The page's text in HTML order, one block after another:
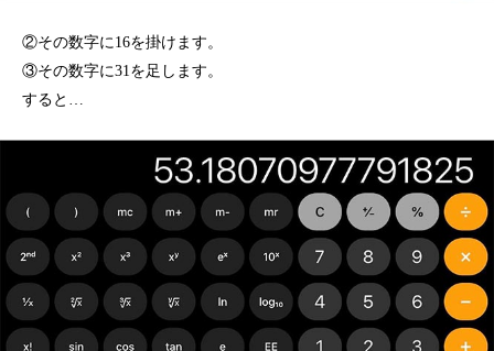
②その数字に16を掛けます。
③その数字に31を足します。
すると…